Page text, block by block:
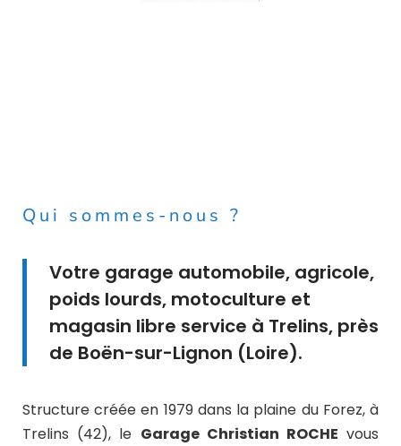
Qui sommes-nous ?
Votre garage automobile, agricole,
poids lourds, motoculture et
magasin libre service à Trelins, près
de Boën-sur-Lignon (Loire).
Structure créée en 1979 dans la plaine du Forez, à
Trelins (42), le Garage Christian ROCHE vous